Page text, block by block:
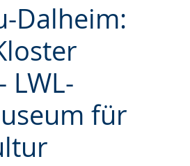
Dalheim:
LWL-
für